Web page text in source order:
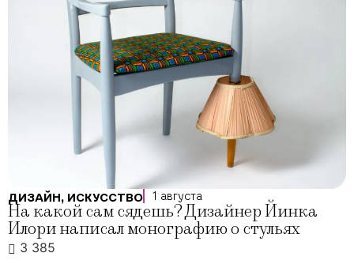
ДИЗАЙН, ИСКУССТВО 1 августа
На какой сам сядешь? Дизайнер Йинка
Илори написал монографию о стульях
3 385